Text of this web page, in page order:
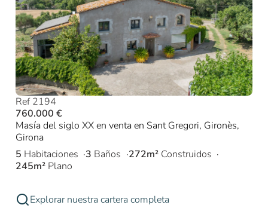
Ref 2194
760.000 €
Masía del siglo XX en venta en Sant Gregori, Gironès,
Girona
5 Habitaciones 3 Baños 272m² Construidos
245m² Plano
Explorar nuestra cartera completa